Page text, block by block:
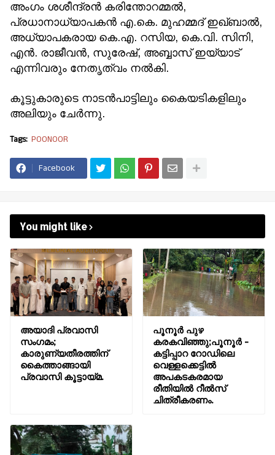
അംഗം ശശീന്ദ്രൻ കരിന്തോറമ്മൽ,
പ്രധാനാധ്യാപകൻ എ.കെ. മുഹമ്മദ്‌ ഇഖ്‌ബാൽ,
അധ്യാപകരായ കെ.എ. റസിയ, കെ.വി. സിനി,
എൻ. രാജീവൻ, സുരേഷ്‌, അബ്ബാസ്‌ ഇയ്യാട്‌
എന്നിവരും നേതൃത്വം നൽകി.
കൂട്ടുകാരുടെ നാടൻപാട്ടിലും കൈയടികളിലും
അലിയും ചേർന്നു.
Tags: POONOOR
Facebook
You might like
അയാദി പ്രവാസി
സംഗമം;
കാരുണ്യതീരത്തിന്
കൈത്താങ്ങായി
പ്രവാസി കൂട്ടായ്മ.
പൂനൂർ പുഴ
കരകവിഞ്ഞു;പൂനൂർ -
കട്ടിപ്പാറ റോഡിലെ
വെള്ളക്കെട്ടിൽ
അപകടകരമായ
രീതിയിൽ റീൽസ്
ചിത്രീകരണം.